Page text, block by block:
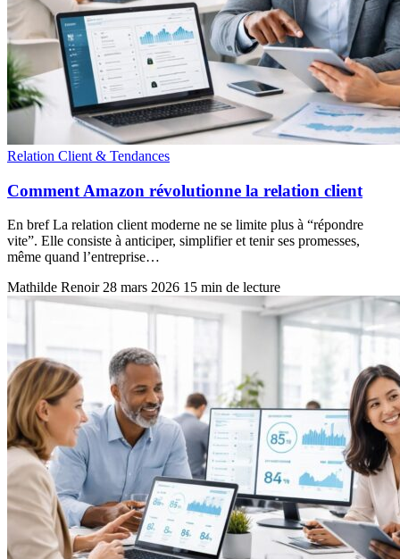
Relation Client & Tendances
Comment Amazon révolutionne la relation client
En bref La relation client moderne ne se limite plus à “répondre
vite”. Elle consiste à anticiper, simplifier et tenir ses promesses,
même quand l’entreprise…
Mathilde Renoir 28 mars 2026 15 min de lecture